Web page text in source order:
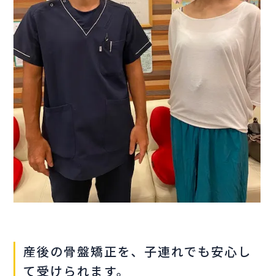
産後の骨盤矯正を、子連れでも安心し
て受けられます。